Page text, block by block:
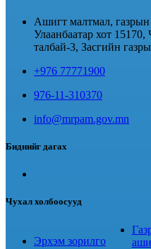
Ашигт малтмал,
Улаанбаатар хот
талбай-3, Засгийн
+976 77771900
976-11-310370
info@mrpam.gov.mn
Биднийг дагах
Чухал холбоосууд
Эрхэм зорилго